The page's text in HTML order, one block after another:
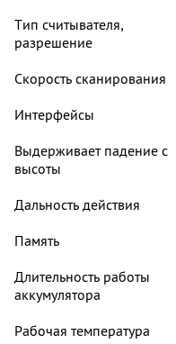
Тип считывателя,
разрешение
Скорость сканирования
Интерфейсы
Выдерживает падение с
высоты
Дальность действия
Память
Длительность работы
аккумулятора
Рабочая температура